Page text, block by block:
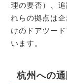
理の要否）、
れらの拠点は
けのドアツー
います。
杭州への